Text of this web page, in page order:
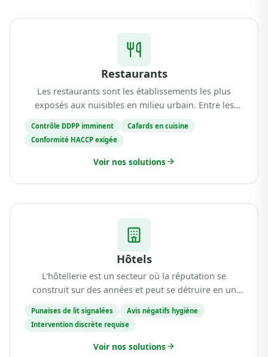
Restaurants
Les restaurants sont les établissements les plus
exposés aux nuisibles en milieu urbain. Entre les
alimentaires, les réseaux d'évacuation et la proximit...
Contrôle DDPP imminent
Cafards en cuisine
Conformité HACCP exigée
Voir nos solutions
Hôtels
L'hôtellerie est un secteur où la réputation se
construit sur des années et peut se détruire en un
une chambre, un rongeur aperçu dans un couloir...
Punaises de lit signalées
Avis négatifs hygiène
Intervention discrète requise
Voir nos solutions